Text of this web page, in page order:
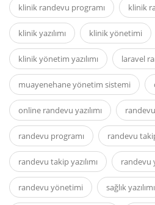
klinik randevu programı klinik
klinik yazılımı klinik yönetimi
klinik yönetim yazılımı laravel
muayenehane yönetim sistemi
online randevu yazılımı
randevu programı randevu
randevu takip yazılımı randevu
randevu yönetimi sağlık yazılımı